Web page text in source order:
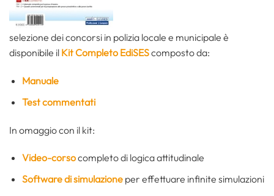
selezione dei concorsi in polizia locale e municipale è
disponibile il Kit Completo EdiSEScomposto da:
Manuale
Test commentati
In omaggio con il kit:
Video-corsocompleto di logica attitudinale
Software di simulazioneper effettuare infinite simulazioni